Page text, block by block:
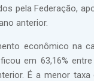
pela Federação,
anterior.
econômico na
em 63,16%
É a menor